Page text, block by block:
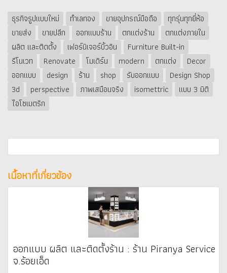
ธุรกิจรูปแบบใหม่ ทำเลทอง ขายอุปกรณ์มือถือ
ทุกรุ่นทุกยี่ห้อ
ขายส่ง
ขายปลีก ออกแบบร้าน ตกแต่งร้าน
ตกแต่งภายใน
ผลิต และติดตั้ง
เฟอร์นิเจอร์บิ้วอิน
Furniture Built-in
รีโนเวท
Renovate โมเดิร์น modern ตกแต่ง
Decor
ออกแบบ
design ร้าน shop รับออกแบบ
Design Shop
3d
perspective ภาพเสมือนจริง isomettric
แบบ 3 มิติ
ไอโซเมตริก
เนื้อหาที่เกี่ยวข้อง
ออกแบบ ผลิต และติดตั้งร้าน : ร้าน Piranya Service
จ.ร้อยเอ็ด